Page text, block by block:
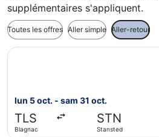
supplémentaires s'appliquent.
Toutes les offres Aller simple Aller-retour
lun 5 oct. - sam 31 oct.
TLS
Blagnac
STN
Stansted
Sélectionner le vol Ryanair,